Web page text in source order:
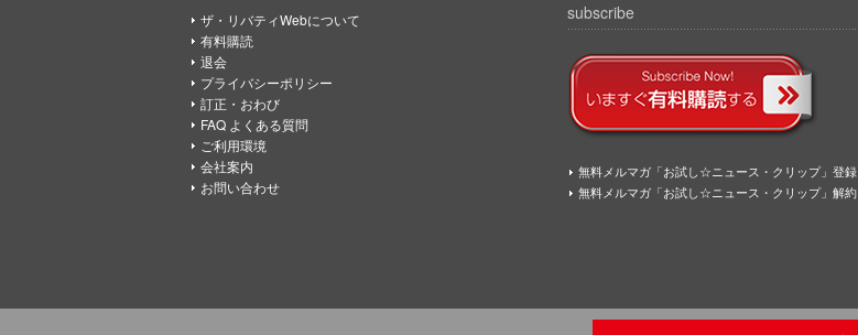
ザ・リバティWebについて
有料購読
退会
プライバシーポリシー
訂正・おわび
FAQ よくある質問
ご利用環境
会社案内
お問い合わせ
subscribe
無料メルマガ「お試し☆ニュース・クリップ」登録
無料メルマガ「お試し☆ニュース・クリップ」解約